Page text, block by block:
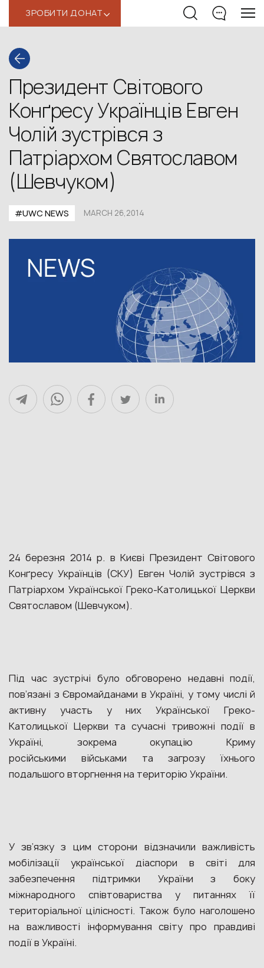
ЗРОБИТИ ДОНАТ‹
Президент Світового
Конґресу Українців Евген
Чолій зустрівся з
Патріархом Святославом
(Шевчуком)
#UWC NEWS MARCH 26,2014
24 березня 2014 р. в Києві Президент Світового
Конґресу Українців (СКУ) Евген Чолій зустрівся з
Патріархом Української Греко-Католицької Церкви
Святославом (Шевчуком).
Під час зустрічі було обговорено недавні події,
пов’язані з Євромайданами в Україні, у тому числі й
активну участь у них Української Греко-
Католицької Церкви та сучасні тривожні події в
Україні, зокрема окупацію Криму
російськими військами та загрозу їхнього
подальшого вторгнення на територію України.
У зв’язку з цим сторони відзначили важливість
мобілізації української діаспори в світі для
забезпечення підтримки України з боку
міжнародного співтовариства у питаннях її
територіальної цілісності. Також було наголошено
на важливості інформування світу про правдиві
події в Україні.